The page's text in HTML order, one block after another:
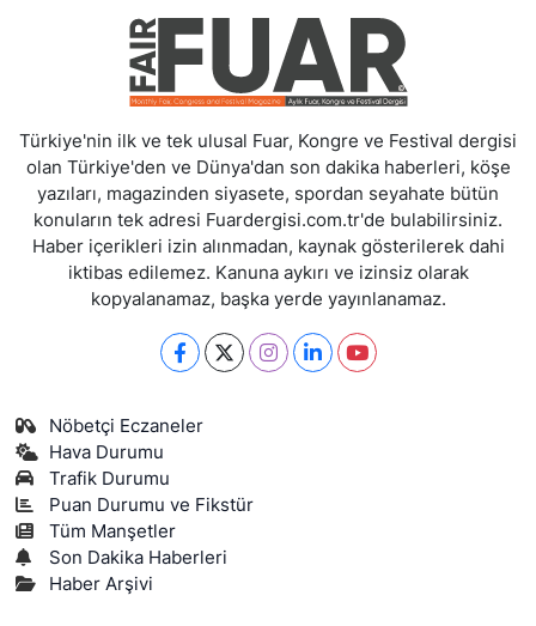
Türkiye'nin ilk ve tek ulusal Fuar, Kongre ve Festival dergisi
olan Türkiye'den ve Dünya'dan son dakika haberleri, köşe
yazıları, magazinden siyasete, spordan seyahate bütün
konuların tek adresi Fuardergisi.com.tr'de bulabilirsiniz.
Haber içerikleri izin alınmadan, kaynak gösterilerek dahi
iktibas edilemez. Kanuna aykırı ve izinsiz olarak
kopyalanamaz, başka yerde yayınlanamaz.
Nöbetçi Eczaneler
Hava Durumu
Trafik Durumu
Puan Durumu ve Fikstür
Tüm Manşetler
Son Dakika Haberleri
Haber Arşivi